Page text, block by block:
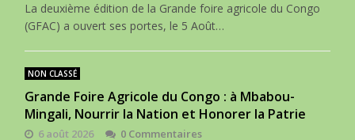
La deuxième édition de la Grande foire agricole du Congo
(GFAC) a ouvert ses portes, le 5 Août…
NON CLASSÉ
Grande Foire Agricole du Congo : à Mbabou-
Mingali, Nourrir la Nation et Honorer la Patrie
6 août 2026 0 Commentaires